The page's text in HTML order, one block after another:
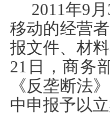
2011年9月
移动的经营
报文件、材
21 日，商务
《反垄断法
中申报予以